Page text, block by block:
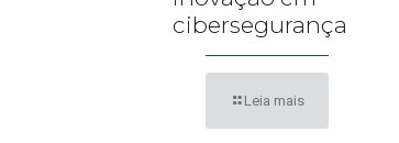
cibersegurança
Leia mais